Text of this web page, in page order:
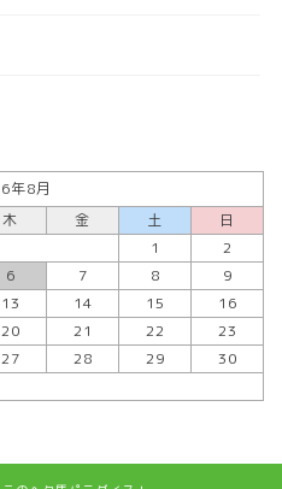
年8月
木 金 土
日
1
2
6 7 8
9
13 14 15
16
20 21 22
23
27 28 29
30